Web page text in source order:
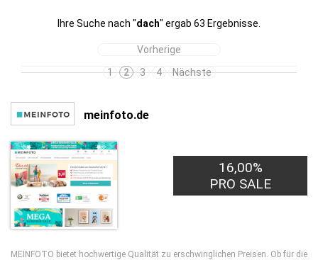
Ihre Suche nach "dach" ergab 63 Ergebnisse.
Vorherige
1
2 3 4 Nächste
meinfoto.de
16,00%
PRO SALE
MEINFOTO bietet hochwertige Qualität zu erschwinglichen Preisen. Ob für die